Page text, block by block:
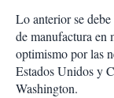
Lo anterior se
de manufactura en
optimismo por las
Estados Unidos y
Washington.